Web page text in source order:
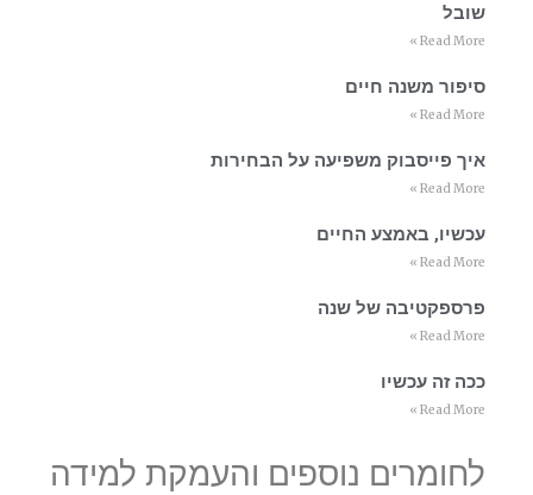
שובל
Read More »
סיפור משנה חיים
Read More »
איך פייסבוק משפיעה על הבחירות
Read More »
עכשיו, באמצע החיים
Read More »
פרספקטיבה של שנה
Read More »
ככה זה עכשיו
Read More »
לחומרים נוספים והעמקת למידה